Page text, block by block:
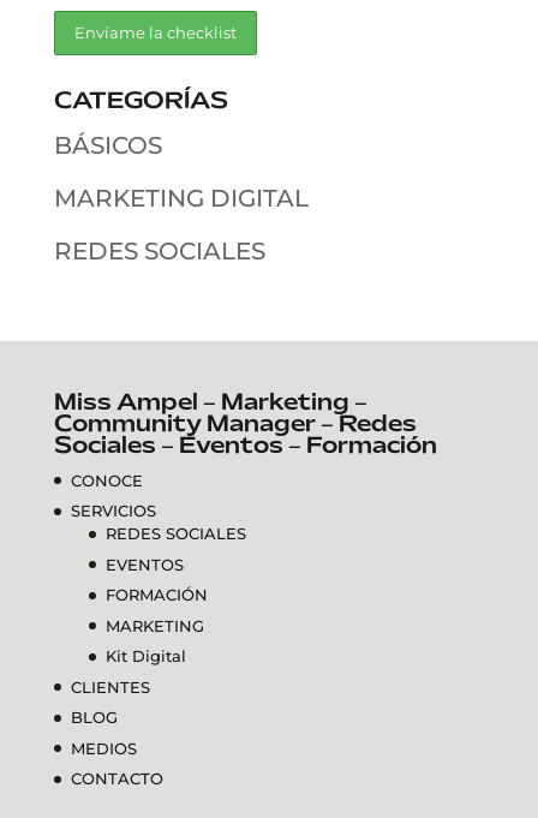
CATEGORÍAS
BÁSICOS
MARKETING DIGITAL
REDES SOCIALES
Miss Ampel – Marketing –
Community Manager – Redes
Sociales – Eventos – Formación
CONOCE
SERVICIOS
REDES SOCIALES
EVENTOS
FORMACIÓN
MARKETING
Kit Digital
CLIENTES
BLOG
MEDIOS
CONTACTO